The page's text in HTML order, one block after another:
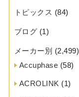
トピックス (84)
ブログ (1)
メーカー別 (2,499)
Accuphase (58)
ACROLINK (1)